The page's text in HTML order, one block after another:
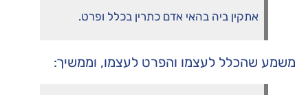
אתקין ביה בהאי אדם כתרין בכלל ופרט.
משמע שהכלל לעצמו והפרט לעצמו, וממשיך: